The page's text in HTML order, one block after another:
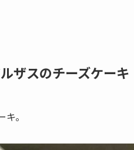
ザスのチーズケーキ
。